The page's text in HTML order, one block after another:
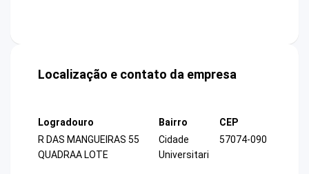
Localização e contato da empresa
Logradouro
R DAS MANGUEIRAS 55
QUADRAA LOTE
Bairro
Cidade
Universitari
CEP
57074-090